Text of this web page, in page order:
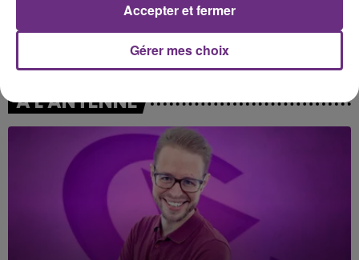
THE WEEKND
Save Your Tears
TEMPER CITY
A L'ANTENNE
Gérer mes choix
Accepter et fermer